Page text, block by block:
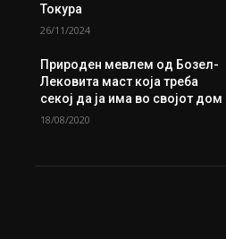
Токура
26/11/2024
Природен мевлем од Бозел-
Лековита маст која треба
секој да ја има во својот дом
18/08/2020